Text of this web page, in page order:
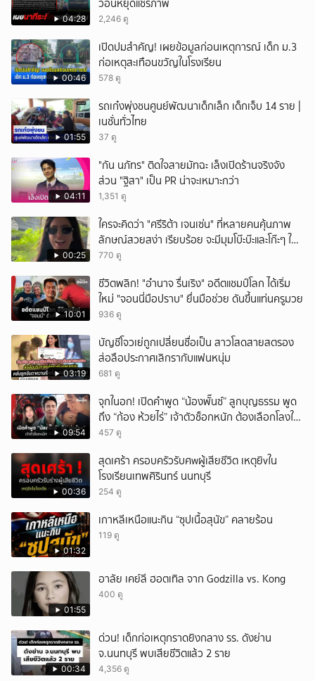
04:28
วอนหยุดแชร์ภาพ
2,246 ดู
00:46
เปิดปมสำคัญ! เผยข้อมูลก่อนเหตุการณ์ เด็ก ม.3
ก่อเหตุสะเทือนขวัญในโรงเรียน
578 ดู
01:55
รถเก๋งพุ่งชนศูนย์พัฒนาเด็กเล็ก เด็กเจ็บ 14 ราย |
เนชั่นทั่วไทย
37 ดู
04:11
"กัน นภัทร" ติดใจสายมัทฉะ เล็งเปิดร้านจริงจัง
ส่วน "ฐิสา" เป็น PR น่าจะเหมาะกว่า
1,351 ดู
00:25
ใครจะคิดว่า "ศรีริต้า เจนเซ่น" ที่หลายคนคุ้นภาพ
ลักษณ์สวยสง่า เรียบร้อย จะมีมุมโบ๊ะบ๊ะและโก๊ะๆ ให้
ได้อมยิ้มเหมือนกัน งานนี้ทำเอาแฟนๆ ทั้งเอ็นดูทั้ง
770 ดู
10:01
ชีวิตพลิก! "อำนาจ รื่นเริง" อดีตแชมป์โลก ได้เริ่ม
ใหม่ "จอนนี่มือปราบ" ยื่นมือช่วย ดันขึ้นแท่นครูมวย
936 ดู
03:19
บัญชีโจวเย่ถูกเปลี่ยนชื่อเป็น สาวโสดสายสตรอง
ส่อลือประกาศเลิกรากับแฟนหนุ่ม
681 ดู
09:54
จุกในอก! เปิดคำพูด “น้องพั๊นซ์” ลูกบุญธรรม พูด
ถึง “ก้อง ห้วยไร่” เจ้าตัวช็อกหนัก ต้องเลือกโลงให้
ลูก!
457 ดู
00:36
สุดเศร้า ครอบครัวรับศwผู้เสียชีวิต เหตุยิvใน
โรงเรียนเทพศิรินทร์ นนทบุรี
254 ดู
01:32
เกาหลีเหนือแนะกิน “ซุปเนื้อสุนัข” คลายร้อน
119 ดู
01:55
อาลัย เคย์ลี ฮอตเทิล จาก Godzilla vs. Kong
400 ดู
00:34
ด่วน! เด็กก่อเหตุกราดยิงกลาง รร. ดังย่าน
จ.นนทบุรี พบเสียชีวิตแล้ว 2 ราย
4,356 ดู
ยกเลิก